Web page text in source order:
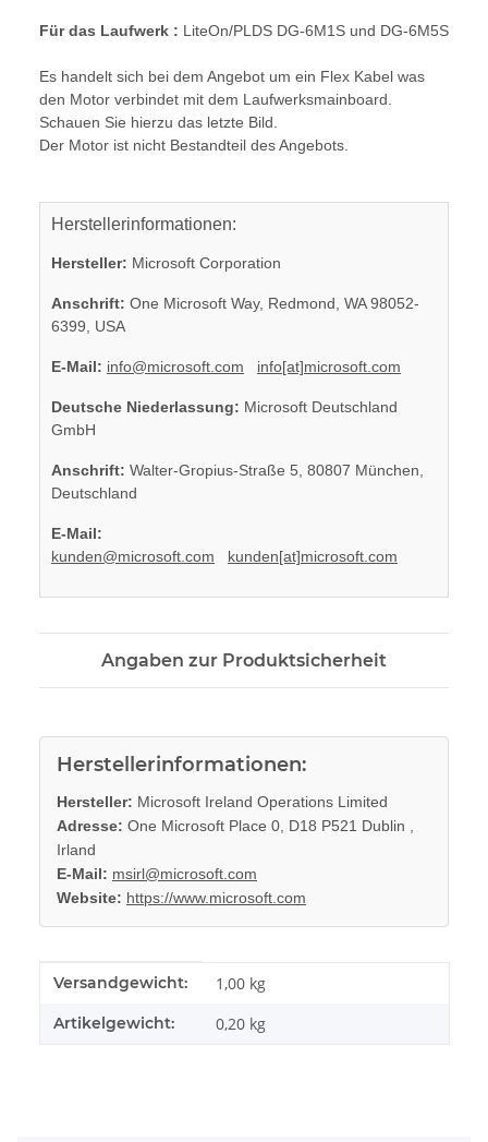
Für das Laufwerk : LiteOn/PLDS DG-6M1S und DG-6M5S
Es handelt sich bei dem Angebot um ein Flex Kabel was
den Motor verbindet mit dem Laufwerksmainboard.
Schauen Sie hierzu das letzte Bild.
Der Motor ist nicht Bestandteil des Angebots.
Herstellerinformationen:
Hersteller: Microsoft Corporation
Anschrift: One Microsoft Way, Redmond, WA 98052-
6399, USA
E-Mail: info@microsoft.com info[at]microsoft.com
Deutsche Niederlassung: Microsoft Deutschland
GmbH
Anschrift: Walter-Gropius-Straße 5, 80807 München,
Deutschland
E-Mail:
kunden@microsoft.com
kunden[at]microsoft.com
Angaben zur Produktsicherheit
Herstellerinformationen:
Hersteller: Microsoft Ireland Operations Limited
Adresse: One Microsoft Place 0, D18 P521 Dublin ,
Irland
E-Mail: msirl@microsoft.com
Website: https://www.microsoft.com
Produkteigenschaft
Wert
Versandgewicht: 1,00 kg
Artikelgewicht: 0,20 kg